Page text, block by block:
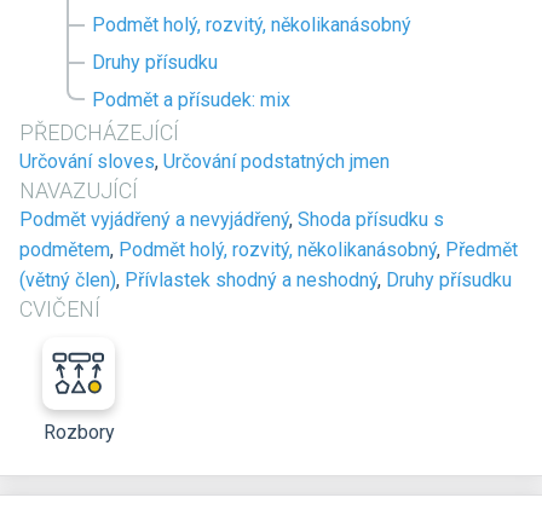
Podmět holý, rozvitý, několikanásobný
Druhy přísudku
Podmět a přísudek: mix
PŘEDCHÁZEJÍCÍ
Určování sloves, Určování podstatných jmen
NAVAZUJÍCÍ
Podmět vyjádřený a nevyjádřený, Shoda přísudku s
podmětem, Podmět holý, rozvitý, několikanásobný, Předmět
(větný člen), Přívlastek shodný a neshodný, Druhy přísudku
CVIČENÍ
Rozbory